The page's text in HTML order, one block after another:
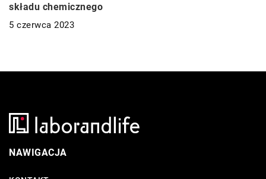
składu chemicznego
5 czerwca 2023
NAWIGACJA